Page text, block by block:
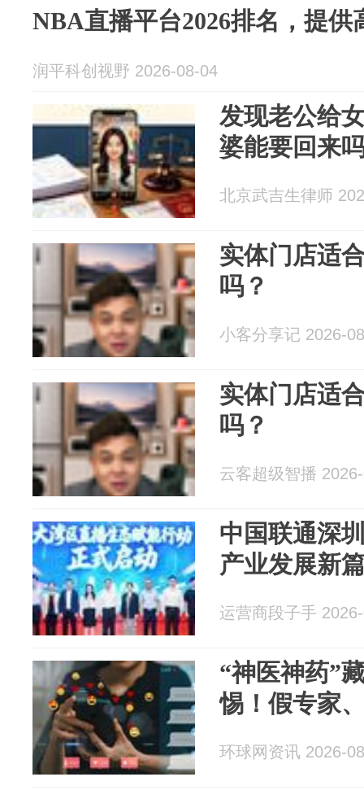
NBA直播平台2026排名，提供
润平科创视野 2026-08-04
发现老公给
婆能要回来
北京武吉生律师
实体门店适
吗？
小客分享记 2026-
实体门店适
吗？
云客超级智播
中国联通深
产业发展新
运营商段子手
“神医神药”
惕！假专家
环球网资讯 2026-